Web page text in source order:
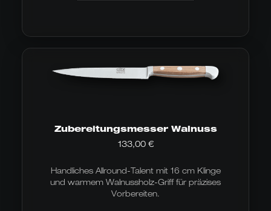
Zubereitungsmesser Walnuss
133,00 €
Handliches Allround-Talent mit 16 cm Klinge
und warmem Walnussholz-Griff für präzises
Vorbereiten.